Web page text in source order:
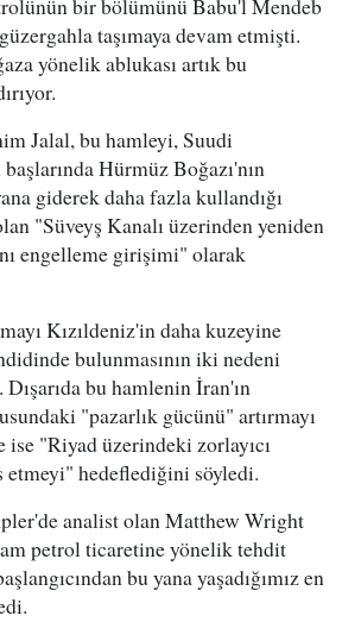
bir bölümünü Babu'l Mendeb
taşımaya devam etmişti.
yönelik ablukası artık bu
Jalal, bu hamleyi, Suudi
Hürmüz Boğazı'nın
giderek daha fazla kullandığı
"Süveyş Kanalı üzerinden yeniden
engelleme girişimi" olarak
Kızıldeniz'in daha kuzeyine
bulunmasının iki nedeni
bu hamlenin İran'ın
"pazarlık gücünü" artırmayı
ise "Riyad üzerindeki zorlayıcı
etmeyi" hedeflediğini söyledi.
analist olan Matthew Wright
petrol ticaretine yönelik tehdit
bu yana yaşadığımız en